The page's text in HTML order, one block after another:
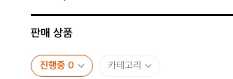
판매 상품
진행중 0 카테고리